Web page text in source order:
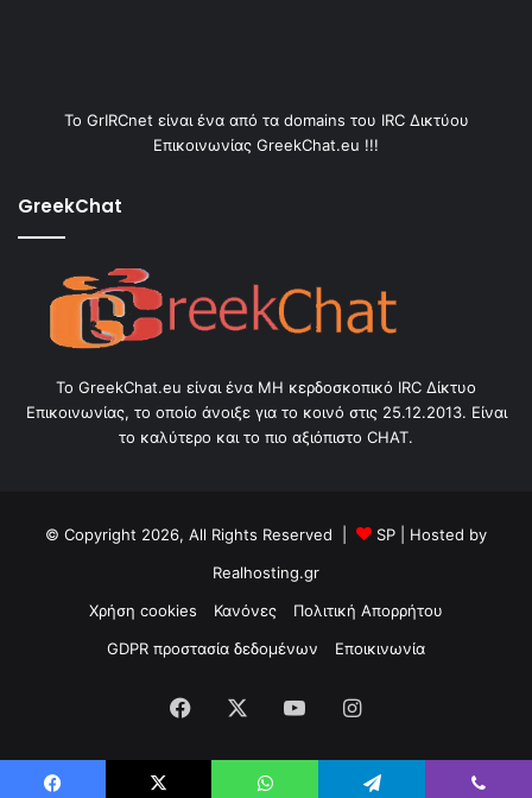
Το GrIRCnet είναι ένα από τα domains του IRC Δικτύου
Επικοινωνίας GreekChat.eu !!!
GreekChat
Το GreekChat.eu είναι ένα ΜΗ κερδοσκοπικό IRC Δίκτυο
Επικοινωνίας, το οποίο άνοιξε για το κοινό στις 25.12.2013. Είναι
το καλύτερο και το πιο αξιόπιστο CHAT.
© Copyright 2026, All Rights Reserved | SP | Hosted by
Realhosting.gr
Χρήση cookies
Κανόνες
Πολιτική Απορρήτου
GDPR προστασία δεδομένων
Εποικινωνία
Facebook YouTubeInstagram